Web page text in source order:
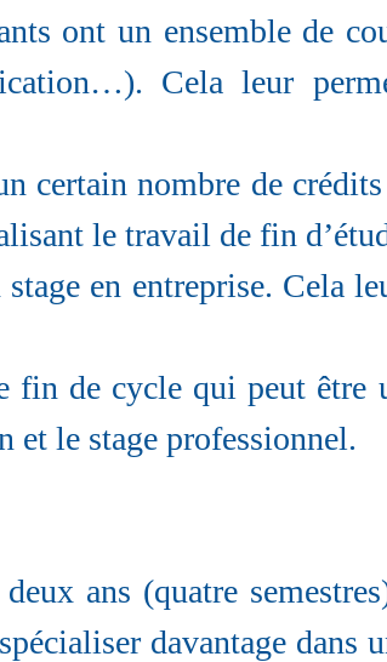
ont un ensemble de
Cela leur
nombre de crédits
le travail de fin
en entreprise. Cela
de cycle qui peut être
et le stage professionnel.
ans (quatre
davantage dans